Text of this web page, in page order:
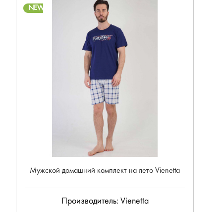
NEW
Мужской домашний комплект на лето Vienetta
Производитель: Vienetta